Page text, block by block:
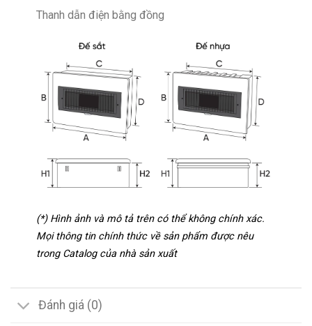
Thanh dẫn điện bằng đồng
(*) Hình ảnh và mô tả trên có thể không chính xác.
Mọi thông tin chính thức về sản phẩm được nêu
trong Catalog của nhà sản xuất
Đánh giá (0)